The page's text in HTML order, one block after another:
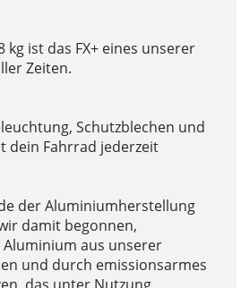
kg ist das FX+ eines unserer
Zeiten.
Schutzblechen und
dein Fahrrad jederzeit
der Aluminiumherstellung
damit begonnen,
aus unserer
und durch emissionsarmes